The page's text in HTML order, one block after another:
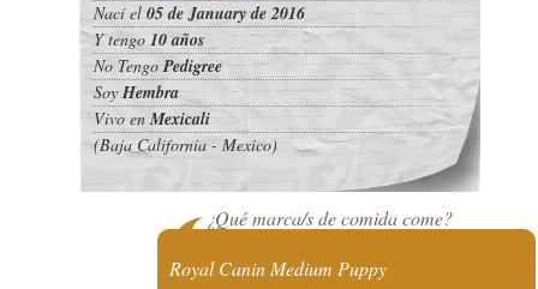
Nací el 05 de January de 2016
Y tengo 10 años
No TengoPedigree
SoyHembra
Vivo enMexicali
(Baja California - Mexico)
¿Qué marca/s de comida come?
Royal Canin Medium Puppy